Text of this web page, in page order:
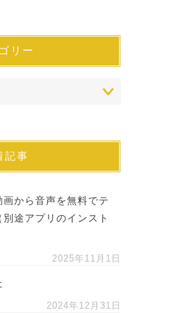
リー
記事
から音声を無料でテ
途アプリのインスト
2025年11月1日
2024年12月31日